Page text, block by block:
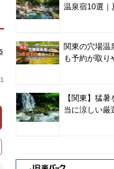
温泉宿10選｜
関東の穴場温
も予約が取り
【関東】猛
当に涼しい厳